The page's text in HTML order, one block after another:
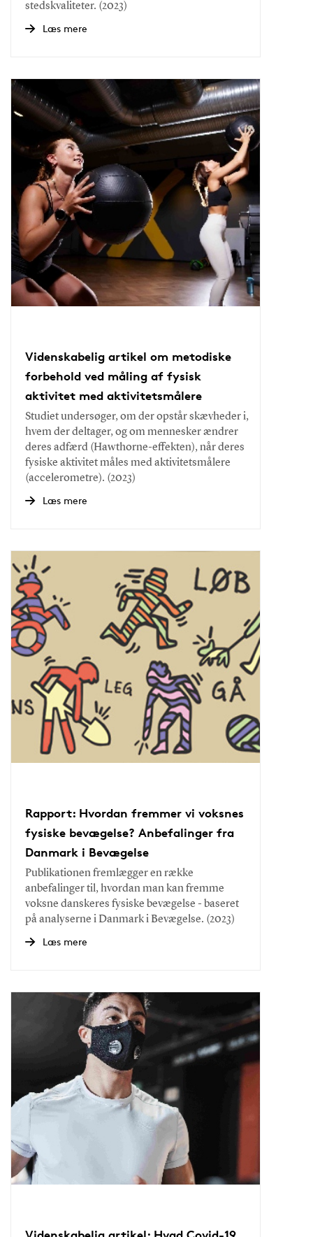
stedskvaliteter. (2023)
Læs mere
Videnskabelig artikel om metodiske
forbehold ved måling af fysisk
aktivitet med aktivitetsmålere
Studiet undersøger, om der opstår skævheder i,
hvem der deltager, og om mennesker ændrer
deres adfærd (Hawthorne-effekten), når deres
fysiske aktivitet måles med aktivitetsmålere
(accelerometre). (2023)
Læs mere
Rapport: Hvordan fremmer vi voksnes
fysiske bevægelse? Anbefalinger fra
Danmark i Bevægelse
Publikationen fremlægger en række
anbefalinger til, hvordan man kan fremme
voksne danskeres fysiske bevægelse - baseret
på analyserne i Danmark i Bevægelse. (2023)
Læs mere